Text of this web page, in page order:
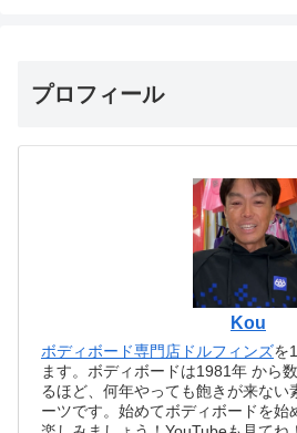
プロフィール
Kou
ボディボード専門店ドルフィンズを
ます。ボディボードは1981年 から
るほど、何年やっても飽きが来ない
ーツです。始めてボディボードを始